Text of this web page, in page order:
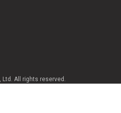
Ltd. All rights reserved.